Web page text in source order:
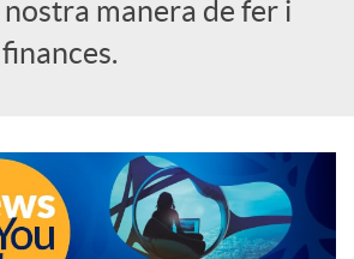
manera de fer i